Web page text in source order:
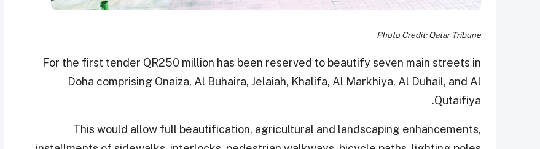
Photo Credit: Qatar Tribune
For the first tender QR250 million has been reserved to beautify seven main streets in
Doha comprising Onaiza, Al Buhaira, Jelaiah, Khalifa, Al Markhiya, Al Duhail, and Al
Qutaifiya.
This would allow full beautification, agricultural and landscaping enhancements,